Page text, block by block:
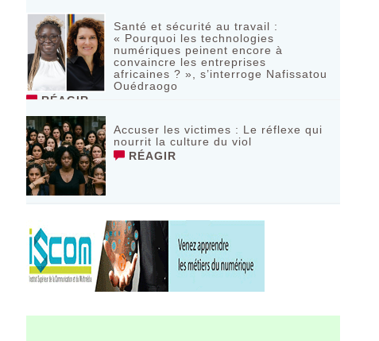
Santé et sécurité au travail :
« Pourquoi les technologies
numériques peinent encore à
convaincre les entreprises
africaines ? », s’interroge Nafissatou
Ouédraogo
RÉAGIR
Accuser les victimes : Le réflexe qui
nourrit la culture du viol
RÉAGIR